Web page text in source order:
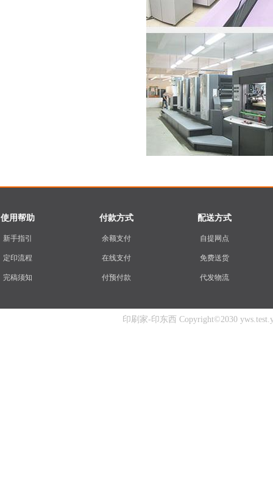
使用帮助
新手指引
定印流程
完稿须知
付款方式
余额支付
在线支付
付预付款
配送方式
自提网点
免费送货
代发物流
印刷家-印东西 Copyright©2030